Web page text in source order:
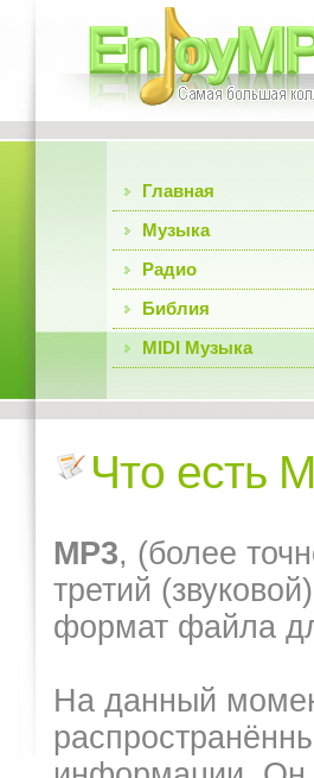
Главная
Музыка
Радио
Библия
MIDI Музыка
Что есть
MP3, (более
третий
формат файла
На данный